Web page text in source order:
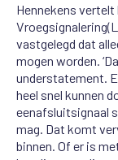
Hennekens
Vroegsignalering
vastgelegd dat
mogen worden.
understatement.
heel snel kunnen
eenafsluitsignaal
mag . Dat komt
binnen. Of er is